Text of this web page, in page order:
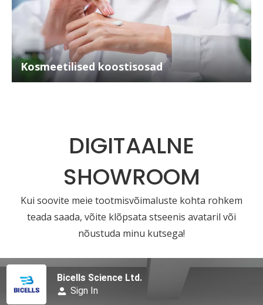
Kosmeetilised koostisosad
DIGITAALNE
SHOWROOM
Kui soovite meie tootmisvõimaluste kohta rohkem
teada saada, võite klõpsata stseenis avataril või
nõustuda minu kutsega!